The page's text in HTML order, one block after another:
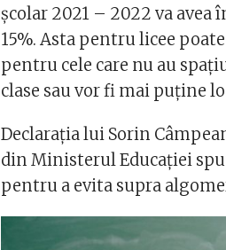
școlar 2021 – 2022 va avea
15%. Asta pentru licee
pentru cele care nu au
clase sau vor fi mai puține
Declarația lui Sorin
din Ministerul Educației
pentru a evita supra